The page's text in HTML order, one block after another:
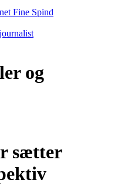
Fine Spind
og
sætter